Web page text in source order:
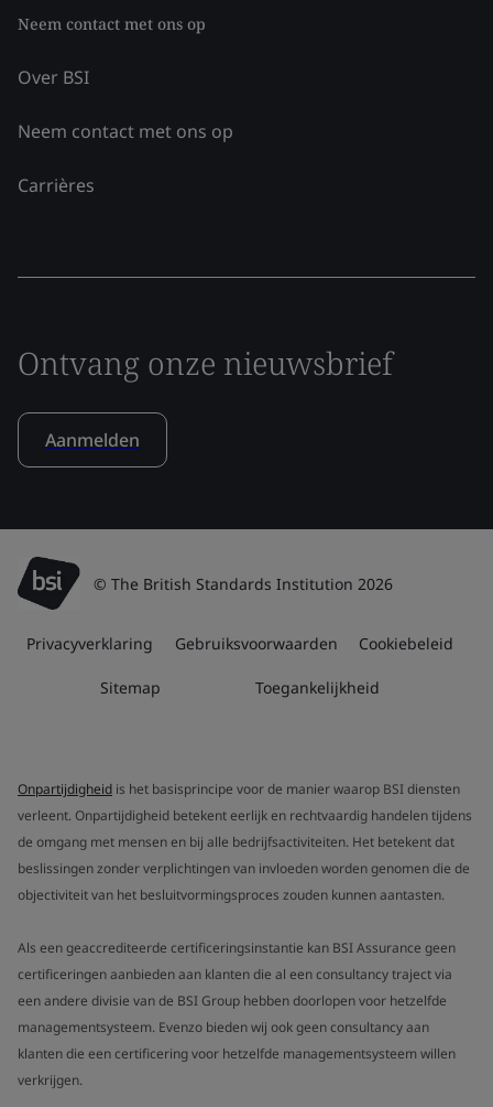
Neem contact met ons op
Over BSI
Neem contact met ons op
Carrières
Ontvang onze nieuwsbrief
Aanmelden
© The British Standards Institution 2026
Privacyverklaring Gebruiksvoorwaarden Cookiebeleid
Sitemap Toegankelijkheid
Onpartijdigheid is het basisprincipe voor de manier waarop BSI diensten
verleent. Onpartijdigheid betekent eerlijk en rechtvaardig handelen tijdens
de omgang met mensen en bij alle bedrijfsactiviteiten. Het betekent dat
beslissingen zonder verplichtingen van invloeden worden genomen die de
objectiviteit van het besluitvormingsproces zouden kunnen aantasten.
Als een geaccrediteerde certificeringsinstantie kan BSI Assurance geen
certificeringen aanbieden aan klanten die al een consultancy traject via
een andere divisie van de BSI Group hebben doorlopen voor hetzelfde
managementsysteem. Evenzo bieden wij ook geen consultancy aan
klanten die een certificering voor hetzelfde managementsysteem willen
verkrijgen.